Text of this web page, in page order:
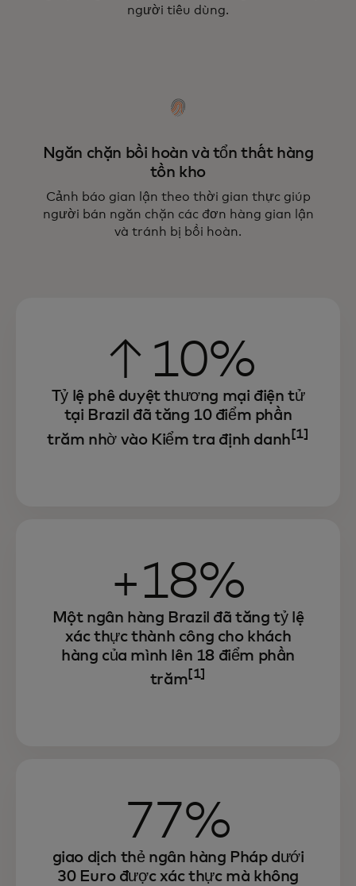
người tiêu dùng.
Ngăn chặn bồi hoàn và tổn thất hàng
tồn kho
Cảnh báo gian lận theo thời gian thực giúp
người bán ngăn chặn các đơn hàng gian lận
và tránh bị bồi hoàn.
↑10%
Tỷ lệ phê duyệt thương mại điện tử
tại Brazil đã tăng 10 điểm phần
trăm nhờ vào Kiểm tra định danh [1]
+18%
Một ngân hàng Brazil đã tăng tỷ lệ
xác thực thành công cho khách
hàng của mình lên 18 điểm phần
trăm [1]
77%
giao dịch thẻ ngân hàng Pháp dưới
30 Euro được xác thực mà không